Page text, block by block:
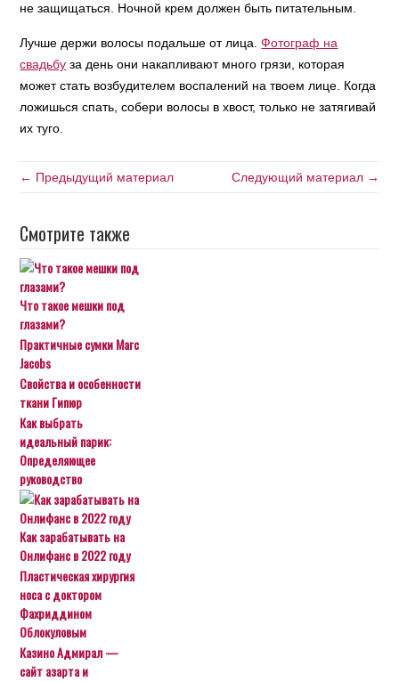
не защищаться. Ночной крем должен быть питательным.
Лучше держи волосы подальше от лица.Фотограф на
свадьбу за день они накапливают много грязи, которая
может стать возбудителем воспалений на твоем лице. Когда
ложишься спать, собери волосы в хвост, только не затягивай
их туго.
← Предыдущий материал Следующий материал →
Смотрите также
Что такое мешки под
глазами?
Практичные сумки Marc
Jacobs
Свойства и особенности
ткани Гипюр
Как выбрать
идеальный парик:
Определяющее
руководство
Как зарабатывать на
Онлифанс в 2022 году
Пластическая хирургия
носа с доктором
Фахриддином
Облокуловым
Казино Адмирал —
сайт азарта и